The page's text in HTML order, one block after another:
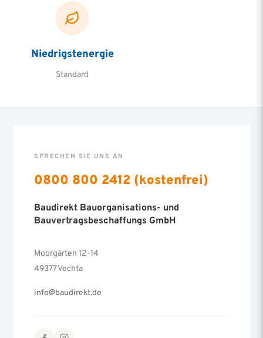
Niedrigstenergie
Standard
SPRECHEN SIE UNS AN
0800 800 2412 (kostenfrei)
Baudirekt Bauorganisations- und
Bauvertragsbeschaffungs GmbH
Moorgärten 12-14
49377 Vechta
info@baudirekt.de